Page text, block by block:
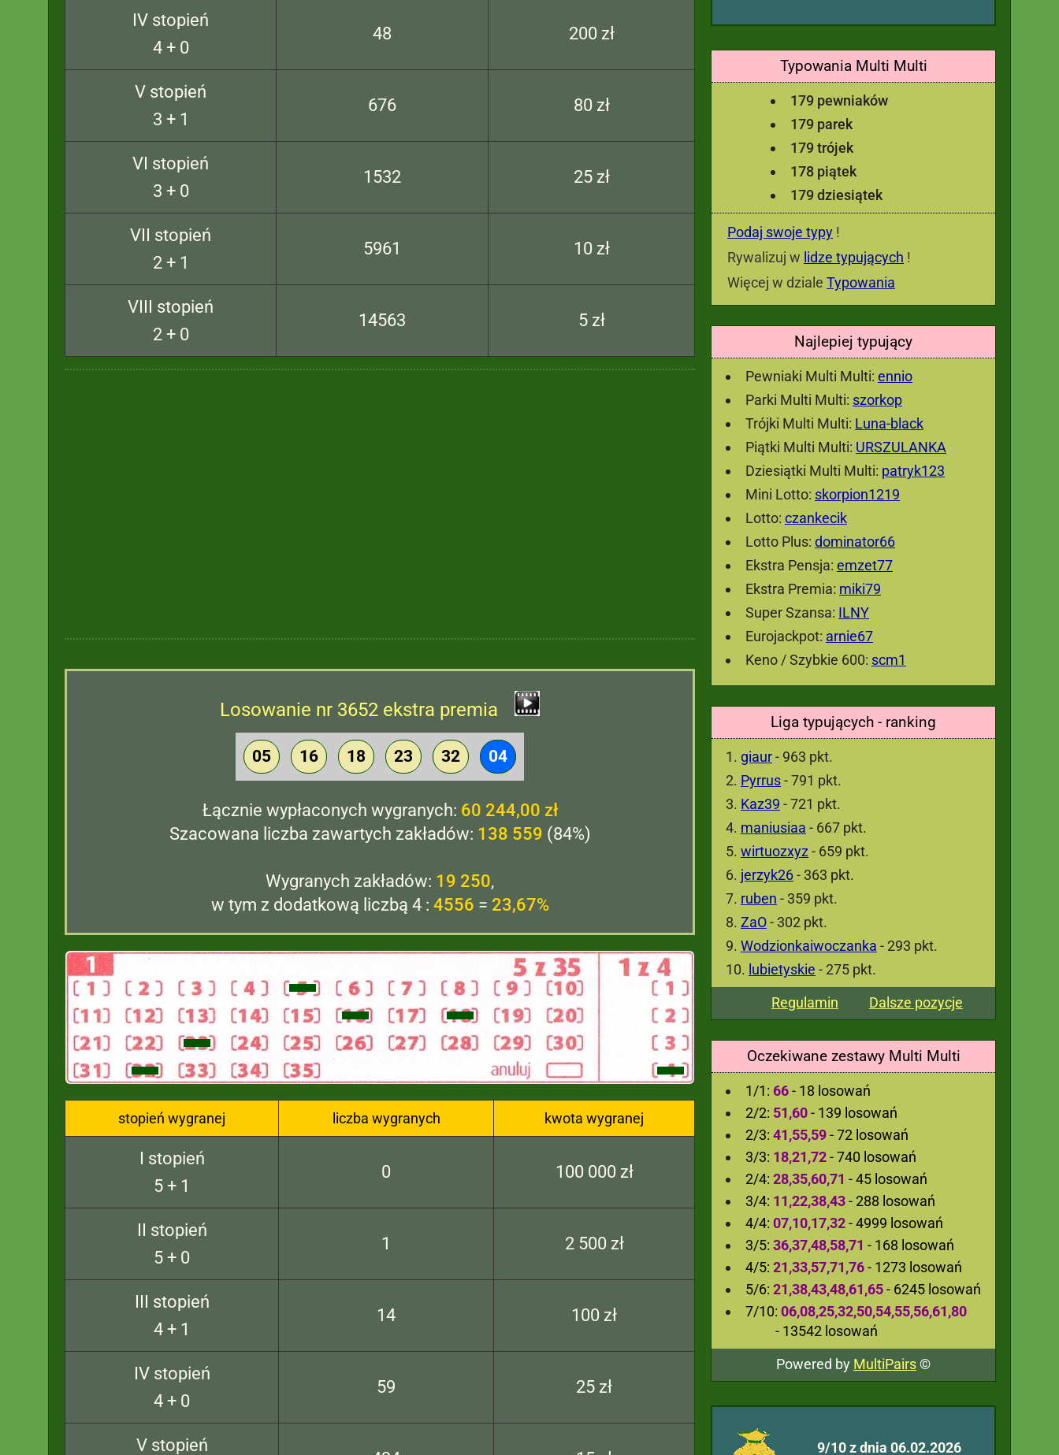
Typowania Multi Multi
179 pewniaków
179 parek
179 trójek
178 piątek
179 dziesiątek
Podaj swoje typy !
Rywalizuj w lidze typujących !
Więcej w dziale Typowania
Najlepiej typujący
Pewniaki Multi Multi: ennio
Parki Multi Multi: szorkop
Trójki Multi Multi: Luna-black
Piątki Multi Multi: URSZULANKA
Dziesiątki Multi Multi: patryk123
Mini Lotto: skorpion1219
Lotto: czankecik
Lotto Plus: dominator66
Ekstra Pensja: emzet77
Ekstra Premia: miki79
Super Szansa: ILNY
Eurojackpot: arnie67
Keno / Szybkie 600: scm1
Liga typujących - ranking
giaur- 963 pkt.
Pyrrus- 791 pkt.
Kaz39 - 721 pkt.
maniusiaa - 667 pkt.
wirtuozxyz - 659 pkt.
jerzyk26- 363 pkt.
ruben - 359 pkt.
ZaO- 302 pkt.
Wodzionkaiwoczanka - 293 pkt.
lubietyskie - 275 pkt.
Regulamin
Dalsze pozycje
Oczekiwane zestawy Multi Multi
1/1: 66- 18 losowań
2/2: 51,60- 139 losowań
2/3: 41,55,59- 72 losowań
3/3: 18,21,72- 740 losowań
2/4: 28,35,60,71 - 45 losowań
3/4: 11,22,38,43- 288 losowań
4/4: 07,10,17,32- 4999 losowań
3/5: 36,37,48,58,71 - 168 losowań
4/5: 21,33,57,71,76- 1273 losowań
5/6: 21,38,43,48,61,65- 6245 losowań
7/10: 06,08,25,32,50,54,55,56,61,80
- 13542 losowań
Powered by MultiPairs©
9/10 z dnia 06.02.2026
IV stopień
4 + 0
48 200 zł
V stopień
3 + 1
676 80 zł
VI stopień
3 + 0
1532 25 zł
VII stopień
2 + 1
5961 10 zł
VIII stopień
2 + 0
14563 5 zł
Losowanie nr 3652 ekstra premia
05 16 18 23 32 04
Łącznie wypłaconych wygranych: 60 244,00 zł
Szacowana liczba zawartych zakładów: 138 559 (84%)
Wygranych zakładów: 19 250,
w tym z dodatkową liczbą 4 : 4556 = 23,67%
stopień wygranej liczba wygranych kwota wygranej
I stopień
5 + 1
0 100 000 zł
II stopień
5 + 0
1 2 500 zł
III stopień
4 + 1
14 100 zł
IV stopień
4 + 0
59 25 zł
V stopień